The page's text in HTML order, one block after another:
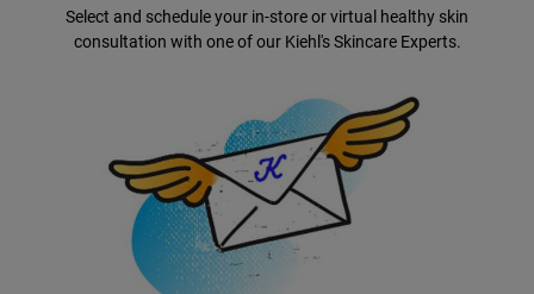
Select and schedule your in-store or virtual healthy skin
consultation with one of our Kiehl's Skincare Experts.